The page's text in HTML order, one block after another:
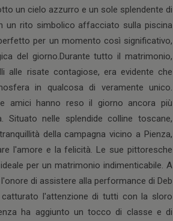
un cielo azzurro e un sole splendente di
un rito simbolico affacciato sulla piscina
per un momento così significativo,
del giorno.Durante tutto il matrimonio,
alle risate contagiose, era evidente che
in qualcosa di veramente unico.
amici hanno reso il giorno ancora più
Situato nelle splendide colline toscane,
della campagna vicino a Pienza,
l'amore e la felicità. Le sue pittoresche
per un matrimonio indimenticabile. A
di assistere alla performance di Deb
l'attenzione di tutti con la sloro
ha aggiunto un tocco di classe e di